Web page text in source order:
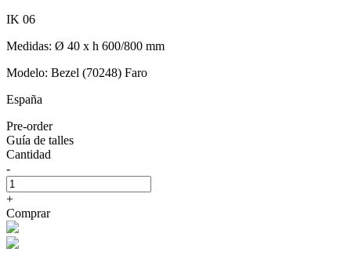
IK 06
Medidas: Ø 40 x h 600/800 mm
Modelo: Bezel (70248) Faro
España
Pre-order
Guía de talles
Cantidad
-
+
Comprar